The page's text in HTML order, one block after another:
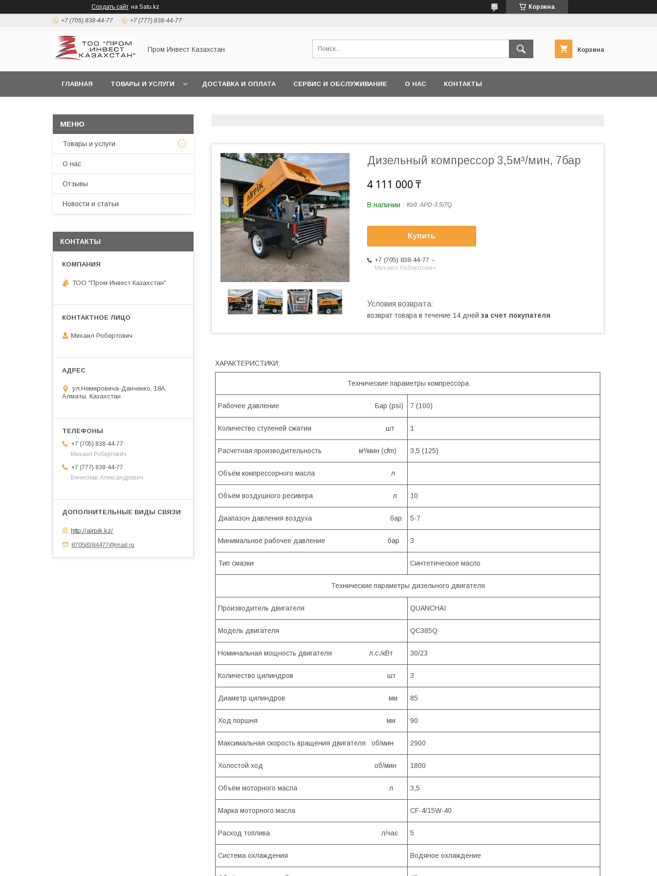
Создать сайт на Satu.kz Корзина
+7 (705) 838-44-77 +7 (777) 838-44-77
Пром Инвест Казахстан Корзина
ГЛАВНАЯ ТОВАРЫ И УСЛУГИ ДОСТАВКА И ОПЛАТА СЕРВИС И ОБСЛУЖИВАНИЕ О НАС КОНТАКТЫ
Дизельный компрессор 3,5м³/мин, 7бар
4 111 000 ₸
В наличии Код:APD-3.5/7Q
Купить
+7 (705) 838-44-77
Михаил Робертович
возврат товара в течение 14 дней за счет покупателя
ХАРАКТЕРИСТИКИ:
Технические параметры компрессора
Рабочее давление Бар (psi) 7 (100)
Количество ступеней сжатия шт 1
Расчетная производительность м³/мин (cfm) 3,5 (125)
Объём компрессорного масла л
Объём воздушного ресивера л 10
Диапазон давления воздуха бар 5-7
Минимальное рабочее давление бар 3
Тип смазки Синтетическое масло
Технические параметры дизельного двигателя
Производитель двигателя QUANCHAI
Модель двигателя QC385Q
Номинальная мощность двигателя л.с./кВт 30/23
Количество цилиндров шт 3
Диаметр цилиндров мм 85
Ход поршня мм 90
Максимальная скорость вращения двигателя об/мин 2900
Холостой ход об/мин 1800
Объём моторного масла л 3,5
Марка моторного масла CF-4/15W-40
Расход топлива л/час 5
Система охлаждения Водяное охлаждение
Товары и услуги
О нас
Отзывы
Новости и статьи
КОНТАКТЫ
ТОО "Пром Инвест Казахстан"
Михаил Робертович
ул.Немировича-Данченко, 18А,
Алматы, Казахстан
+7 (705) 838-44-77
Михаил Робертович
+7 (777) 838-44-77
Вячеслав Александрович
http://airpik.kz/
87058384477@mail.ru